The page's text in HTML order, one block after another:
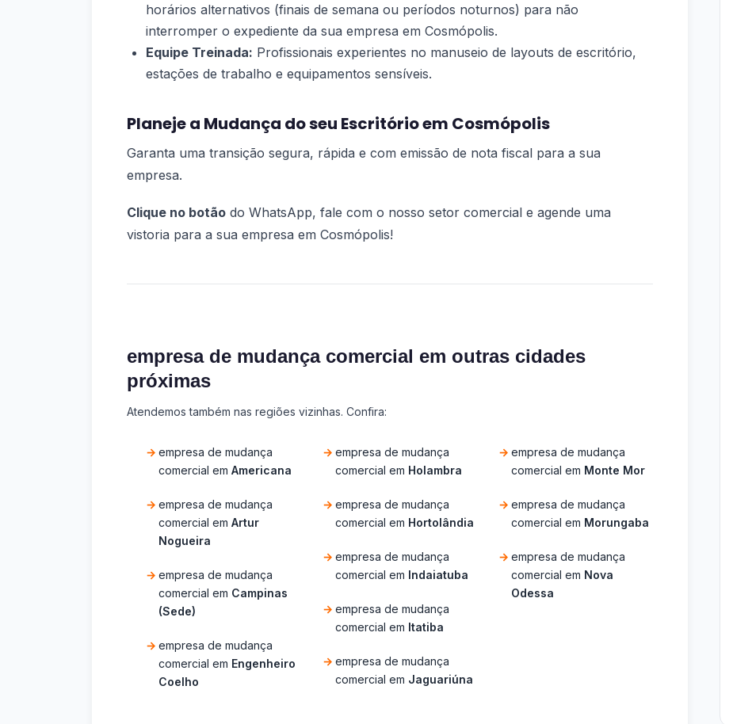
horários alternativos (finais de semana ou períodos noturnos) para não
interromper o expediente da sua empresa em Cosmópolis.
Equipe Treinada: Profissionais experientes no manuseio de layouts de escritório,
estações de trabalho e equipamentos sensíveis.
Planeje a Mudança do seu Escritório em Cosmópolis
Garanta uma transição segura, rápida e com emissão de nota fiscal para a sua
empresa.
Clique no botão do WhatsApp, fale com o nosso setor comercial e agende uma
vistoria para a sua empresa em Cosmópolis!
empresa de mudança comercial em outras cidades
próximas
Atendemos também nas regiões vizinhas. Confira:
empresa de mudança
comercial em Americana
empresa de mudança
comercial em Artur
Nogueira
empresa de mudança
comercial em Campinas
(Sede)
empresa de mudança
comercial em Engenheiro
Coelho
empresa de mudança
comercial em Holambra
empresa de mudança
comercial em Hortolândia
empresa de mudança
comercial em Indaiatuba
empresa de mudança
comercial em Itatiba
empresa de mudança
comercial em Jaguariúna
empresa de mudança
comercial em Monte Mor
empresa de mudança
comercial em Morungaba
empresa de mudança
comercial em Nova
Odessa